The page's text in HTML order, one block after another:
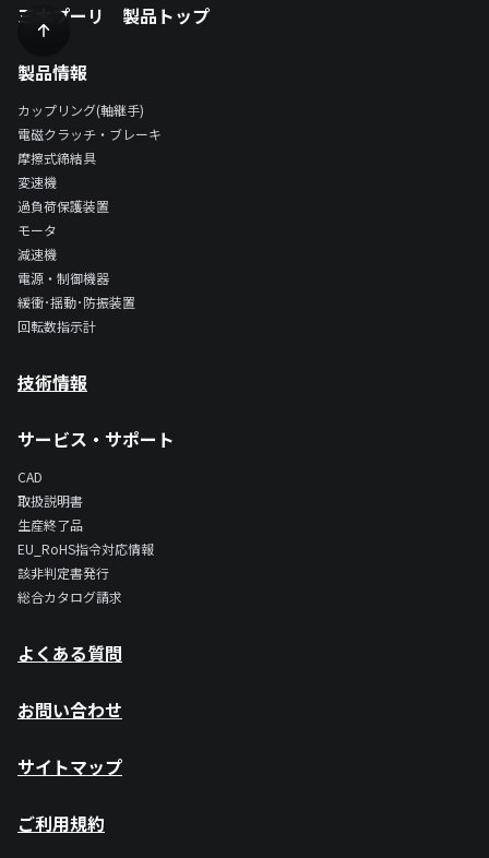
三木プーリ 製品トップ
製品情報
カップリング(軸継手)
電磁クラッチ・ブレーキ
摩擦式締結具
変速機
過負荷保護装置
モータ
減速機
電源・制御機器
緩衝･揺動･防振装置
回転数指示計
技術情報
サービス・サポート
CAD
取扱説明書
生産終了品
EU_RoHS指令対応情報
該非判定書発行
総合カタログ請求
よくある質問
お問い合わせ
サイトマップ
ご利用規約